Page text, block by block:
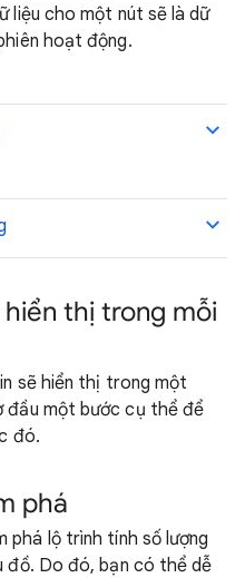
liệu cho một nút sẽ là dữ
hoạt động.
thị trong mỗi
sẽ hiển thị trong một
đầu một bước cụ thể để
đó.
phá
phá lộ trình tính số lượng
đồ. Do đó, bạn có thể dễ